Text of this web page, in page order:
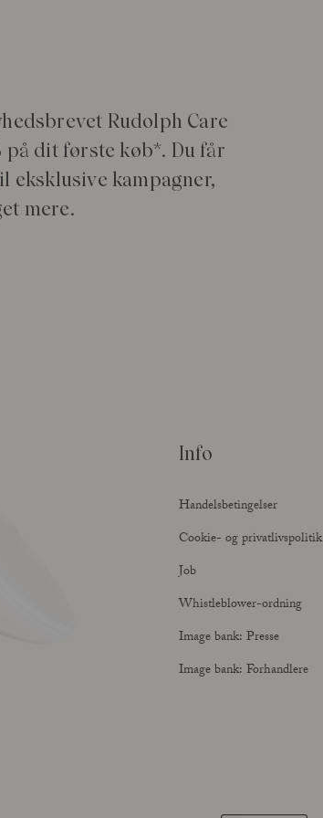
Rudolph Care
på dit første køb*. Du får
eksklusive kampagner,
mere.
Info
Handelsbetingelser
Cookie- og privatlivspolitik
Job
Whistleblower-ordning
Image bank: Presse
Image bank: Forhandlere